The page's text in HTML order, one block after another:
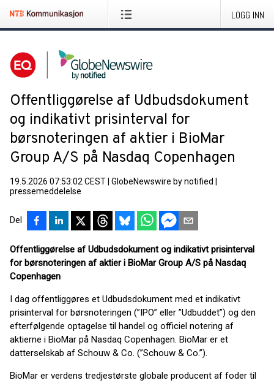
LOGG INN
Offentliggørelse af Udbudsdokument
og indikativt prisinterval for
børsnoteringen af aktier i BioMar
Group A/S på Nasdaq Copenhagen
19.5.2026 07:53:02 CEST GlobeNewswire by notified
pressemeddelelse
Del
Offentliggørelse af Udbudsdokument og indikativt prisinterval
for børsnoteringen af aktier i BioMar Group A/S på Nasdaq
Copenhagen
I dag offentliggøres et Udbudsdokument med et indikativt
prisinterval for børsnoteringen (”IPO” eller ”Udbuddet”) og den
efterfølgende optagelse til handel og officiel notering af
aktierne i BioMar på Nasdaq Copenhagen. BioMar er et
datterselskab af Schouw & Co. (”Schouw & Co.”).
BioMar er verdens tredjestørste globale producent af foder til